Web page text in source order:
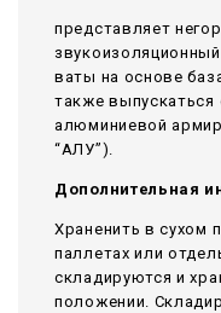
представляет
ваты на основе
также выпускаться
алюминиевой
“АЛУ”).
Дополнительная
Храненить в сухом
паллетах или
складируются и
положении.